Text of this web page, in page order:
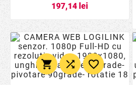
32200002408
197,14 lei
  